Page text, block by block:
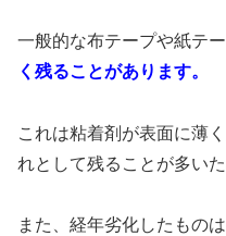
一般的な布テープや紙テー
く残ることがあります。
これは粘着剤が表面に薄
れとして残ることが多いた
また、経年劣化したもの